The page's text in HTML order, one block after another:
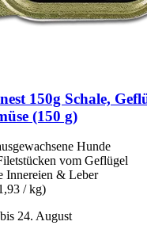
150g Schale,
(150 g)
Hunde
vom Geflügel
Innereien & Leber
/ kg)
24. August